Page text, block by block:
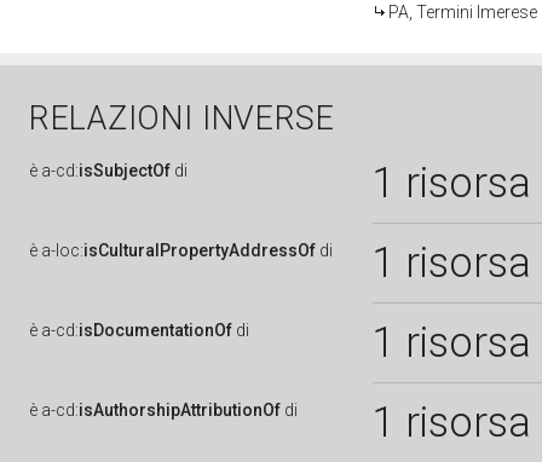
PA, Termini Imerese
RELAZIONI INVERSE
è a-cd:isSubjectOf di 1 risorsa
è a-loc:isCulturalPropertyAddressOf di 1 risorsa
è a-cd:isDocumentationOf di 1 risorsa
è a-cd:isAuthorshipAttributionOf di 1 risorsa